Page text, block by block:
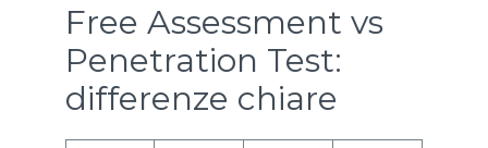
Free Assessment vs
Penetration Test:
differenze chiare